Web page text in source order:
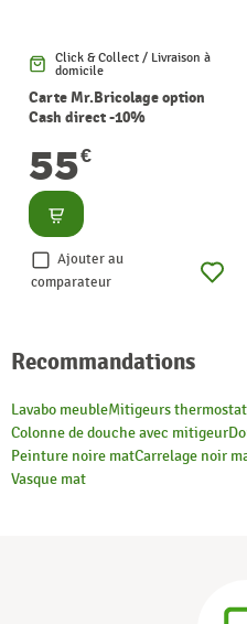
Click & Collect / Livraison à
domicile
Carte Mr.Bricolage option
Cash direct -10%
55€
Consulter
Ajouter au
comparateur
Recommandations
Lavabo meubleMitigeurs
Colonne de douche avec mitigeur
Peinture noire matCarrelage noir
Vasque mat